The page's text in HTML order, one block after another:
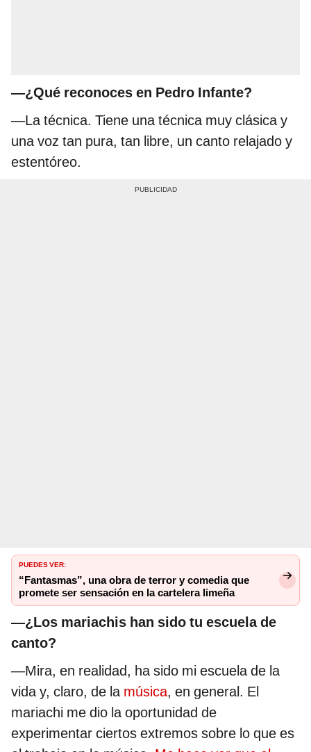
—¿Qué reconoces en Pedro Infante?
—La técnica. Tiene una técnica muy clásica y
una voz tan pura, tan libre, un canto relajado y
estentóreo.
PUEDES VER:
“Fantasmas”, una obra de terror y comedia que
promete ser sensación en la cartelera limeña
—¿Los mariachis han sido tu escuela de
canto?
—Mira, en realidad, ha sido mi escuela de la
vida y, claro, de la música, en general. El
mariachi me dio la oportunidad de
experimentar ciertos extremos sobre lo que es